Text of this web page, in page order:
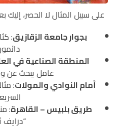
على سبيل المثال لا الحصر،
بجوارجامعة الزقازيق:
المنطقة الصناعية في
عامل يبحث عن
أمام النوادي والمولات:
طريق بلبيس –القاهرة:
“درايف